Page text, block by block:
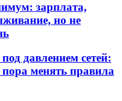
зарплата,
но не
давлением сетей:
менять правила